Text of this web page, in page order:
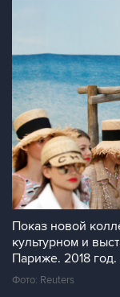
Показ новой
культурном и
Париже. 2018 год.
Фото: Reuters